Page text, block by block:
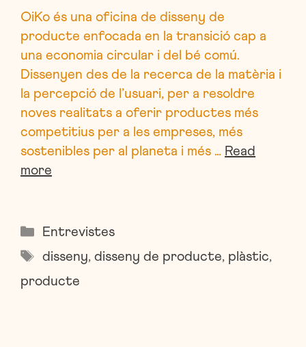
OiKo és una oficina de disseny de
producte enfocada en la transició cap a
una economia circular i del bé comú.
Dissenyen des de la recerca de la matèria i
la percepció de l’usuari, per a resoldre
noves realitats a oferir productes més
competitius per a les empreses, més
sostenibles per al planeta i més … Read
more
Categories
Entrevistes
Etiquetes
disseny, disseny de producte, plàstic,
producte